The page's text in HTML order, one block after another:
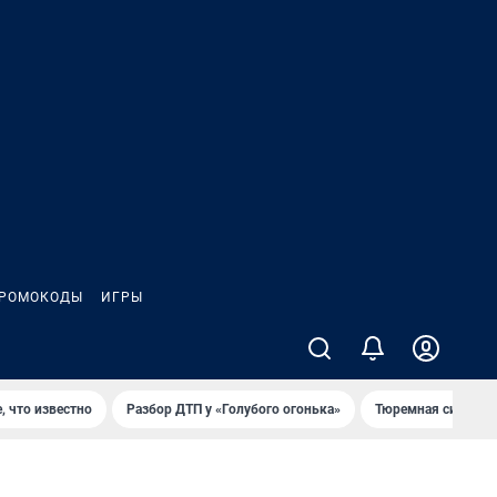
ИГРЫ
что известно Разбор ДТП у «Голубого огонька» Тюремная